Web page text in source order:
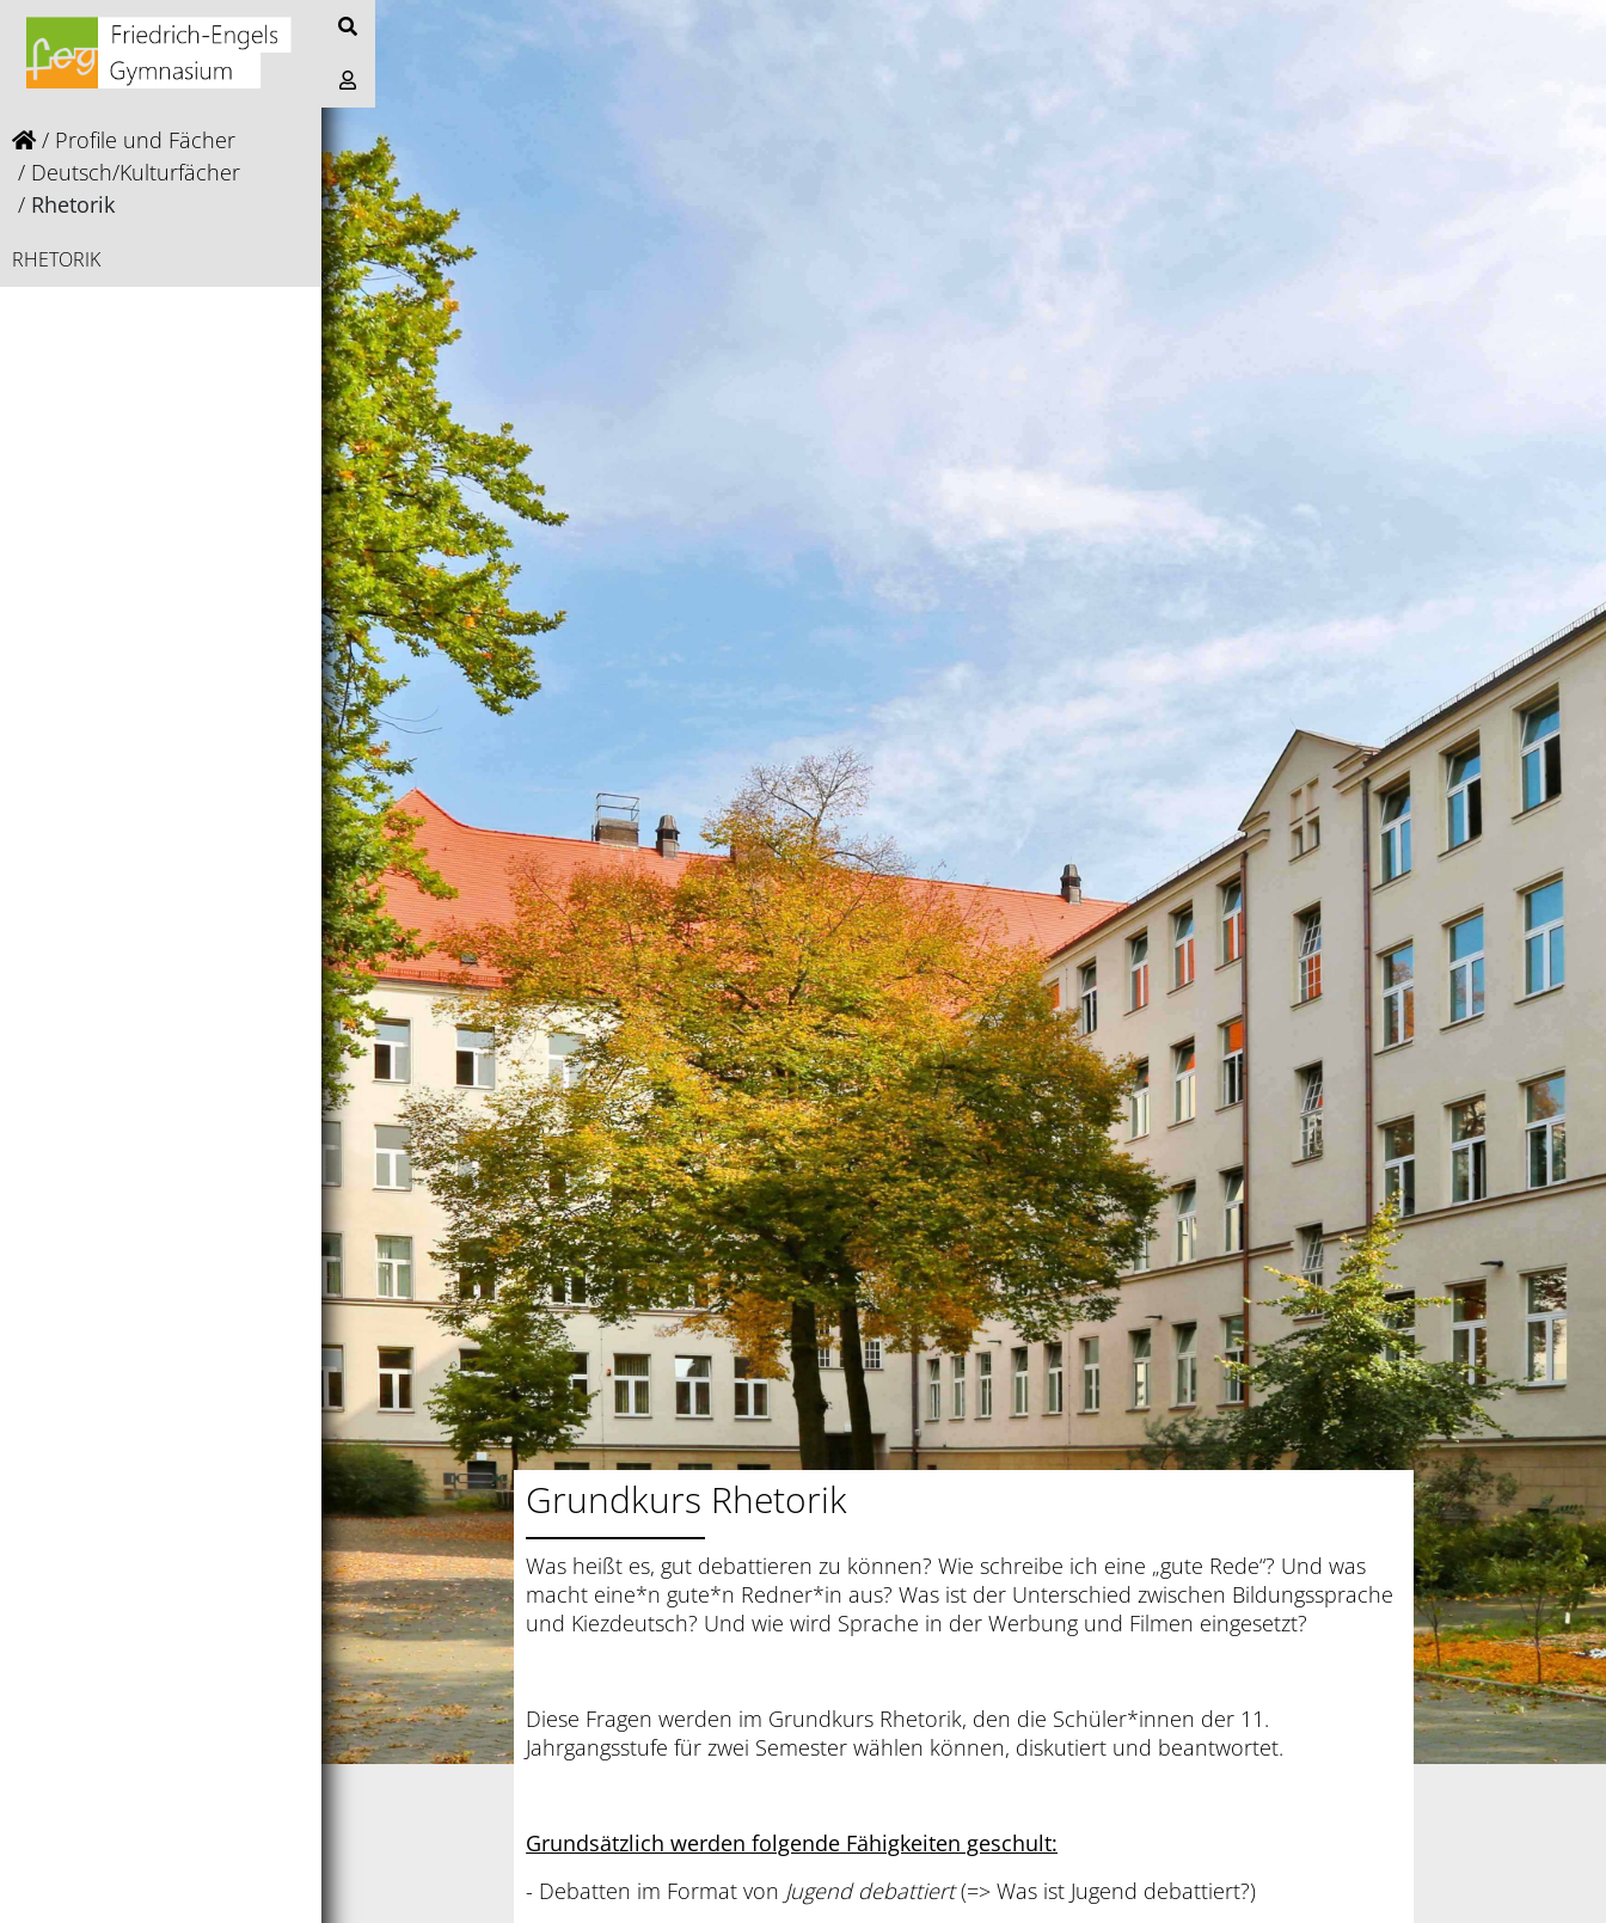
Profile und Fächer
Deutsch/Kulturfächer
Rhetorik
RHETORIK
Grundkurs Rhetorik
Was heißt es, gut debattieren zu können? Wie schreibe ich eine „gute Rede“? Und was
macht eine*n gute*n Redner*in aus? Was ist der Unterschied zwischen Bildungssprache
und Kiezdeutsch? Und wie wird Sprache in der Werbung und Filmen eingesetzt?
Diese Fragen werden im Grundkurs Rhetorik, den die Schüler*innen der 11.
Jahrgangsstufe für zwei Semester wählen können, diskutiert und beantwortet.
Grundsätzlich werden folgende Fähigkeiten geschult:
- Debatten im Format von Jugend debattiert(=> Was ist Jugend debattiert?)